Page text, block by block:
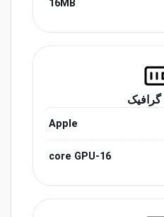
16MB
Apple
16-core GPU